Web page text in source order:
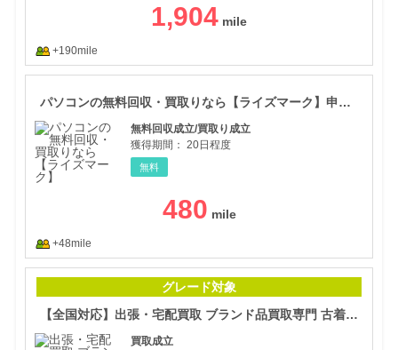
1,904
+190mile
パソコンの無料回収・買取りなら【ライズマーク】申込促進
無料回収成立/買取り成立
獲得期間： 20日程度
無料
480
+48mile
グレード対象
【全国対応】出張・宅配買取 ブランド品買取専門 古着com
買取成立